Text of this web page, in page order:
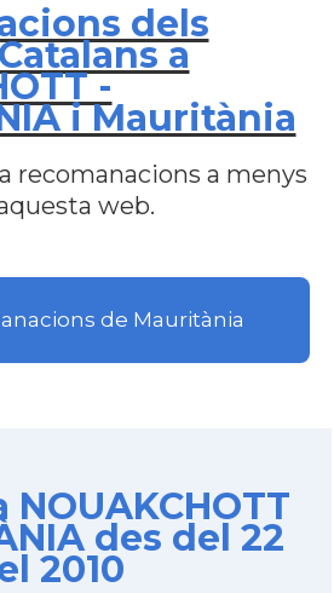
dels
a
-
i Mauritània
recomanacions a menys
web.
de Mauritània
NOUAKCHOTT
des del 22
2010